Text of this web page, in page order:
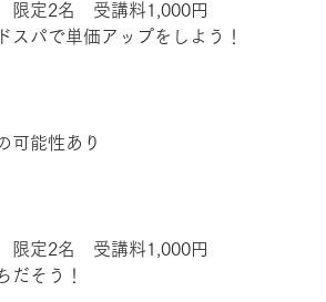
限定2名　受講料1,000円
パで単価アップをしよう！
可能性あり
限定2名　受講料1,000円
だそう！